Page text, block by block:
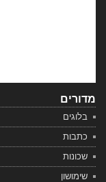
מדורים
בלוגים
כתבות
שכונות
שימושון